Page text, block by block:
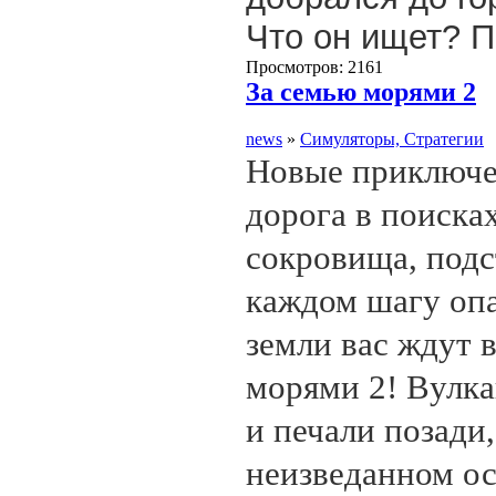
Что он ищет?
Просмотров: 2161
За семью морями 2
news » Симуляторы, Стратегии
Новые
дорога в
сокровища,
каждом шагу
земли вас ждут
морями 2!
и печали
неизведанном